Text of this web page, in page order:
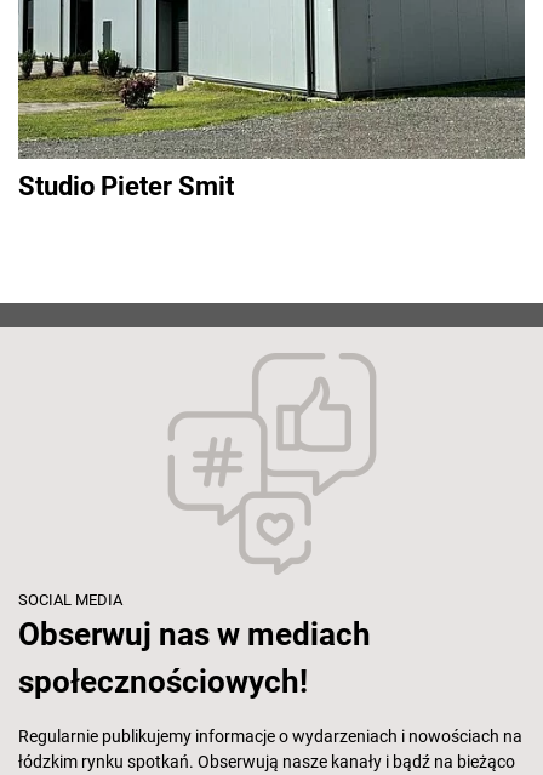
Studio Pieter Smit
SOCIAL MEDIA
Obserwuj nas w mediach
społecznościowych!
Regularnie publikujemy informacje o wydarzeniach i nowościach na
łódzkim rynku spotkań. Obserwują nasze kanały i bądź na bieżąco